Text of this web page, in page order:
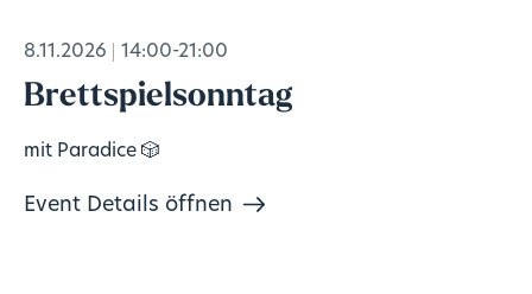
8.11.2026 14:00-21:00
Brettspielsonntag
mit Paradice 🎲
Event Details öffnen